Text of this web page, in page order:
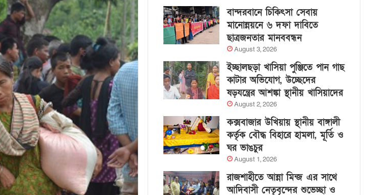
বান্দরবানে চিকিৎসা সেবায়
মানোন্নয়নে ৬ দফা দাবিতে
ছাত্রজনতার মানববন্ধন
August 3, 2026
ইচ্ছালছড়া খাসিয়া পুঞ্জিতে পান গাছ
কাটার অভিযোগ, উচ্ছেদের
ষড়যন্ত্রের আশঙ্কা স্থানীয় খাসিয়াদের
August 2, 2026
কক্সবাজার উখিয়ায় স্থানীয় বাঙ্গালী
কর্তৃক বৌদ্ধ বিহারে হামলা, মূর্তি ও
ঘর ভাঙচুর
August 1, 2026
রাজশাহীতে আন্না মিন্জ এর সাথে
আদিবাসী নেতৃবৃন্দের শুভেচ্ছা ও